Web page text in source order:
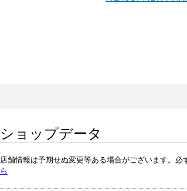
ショップデータ
店舗情報は予期せぬ変更等ある場合がございます。必
ら